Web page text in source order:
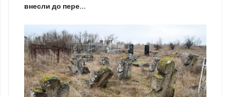
внесли до пере...